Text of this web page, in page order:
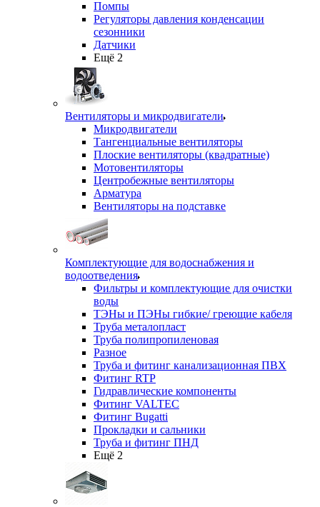
Помпы
Регуляторы давления конденсации
сезонники
Датчики
Ещё 2
Вентиляторы и микродвигатели
Микродвигатели
Тангенциальные вентиляторы
Плоские вентиляторы (квадратные)
Мотовентиляторы
Центробежные вентиляторы
Арматура
Вентиляторы на подставке
Комплектующие для водоснабжения и
водоотведения
Фильтры и комплектующие для очистки
воды
ТЭНы и ПЭНы гибкие/ греющие кабеля
Труба металопласт
Труба полипропиленовая
Разное
Труба и фитинг канализационная ПВХ
Фитинг RTP
Гидравлические компоненты
Фитинг VALTEC
Фитинг Bugatti
Прокладки и сальники
Труба и фитинг ПНД
Ещё 2